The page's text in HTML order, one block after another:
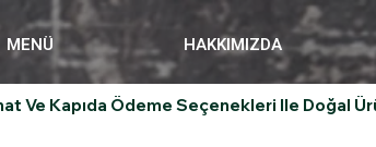
MENÜ HAKKIMIZDA
Ve Kapıda Ödeme Seçenekleri Ile Doğal